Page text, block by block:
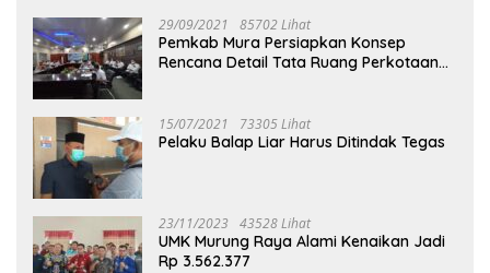
29/09/2021 85702 Lihat
Pemkab Mura Persiapkan Konsep
Rencana Detail Tata Ruang Perkotaan
15/07/2021 73305 Lihat
Pelaku Balap Liar Harus Ditindak Tegas
23/11/2023 43528 Lihat
UMK Murung Raya Alami Kenaikan Jadi
Rp 3.562.377